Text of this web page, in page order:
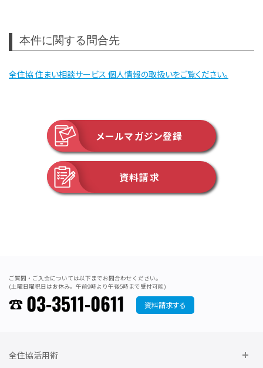
相談内容確認画面で内容に間違いのないことをご確認くだ
さい。
ください。
相談メールが送信された後に、相談フォームに入力されたメ
ールアドレス宛に自動返信メールを送信します。
自動返信メールは以下のとおりです。
発信者 全住協住まい相談受付窓口
タイトル 全住協住まい相談サービス ご相談あ
りがとうございました（自動返信メール）
取扱いを終了します。
相談メールは、全住協住まい相談受付窓口で内容を確認の
上、不明な部分があれば、内容確認の電子メール（内容確認
タイトル 全住協住まい相談サービス 内容確認
本件に関する問合先
全住協 住まい相談サービス 個人情報の取扱いをご覧ください。
メールマガジン登録
資料請求
ご質問・ご入会については以下までお問合わせください。
(土曜日曜祝日はお休み。午前9時より午後5時まで受付可能)
03-3511-0611 資料請求する
全住協活用術